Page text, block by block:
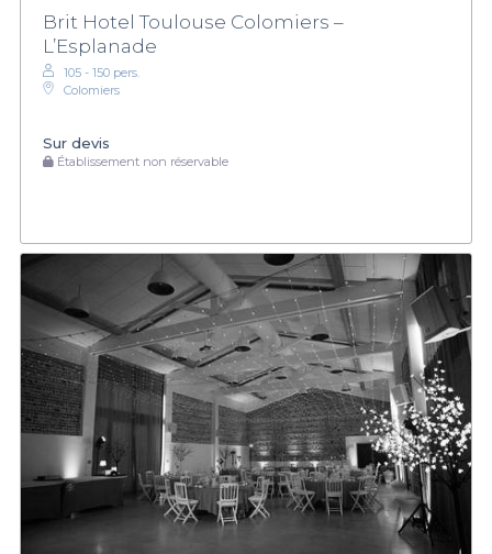
Brit Hotel Toulouse Colomiers –
L’Esplanade
105 - 150 pers.
Colomiers
Sur devis
Établissement non réservable